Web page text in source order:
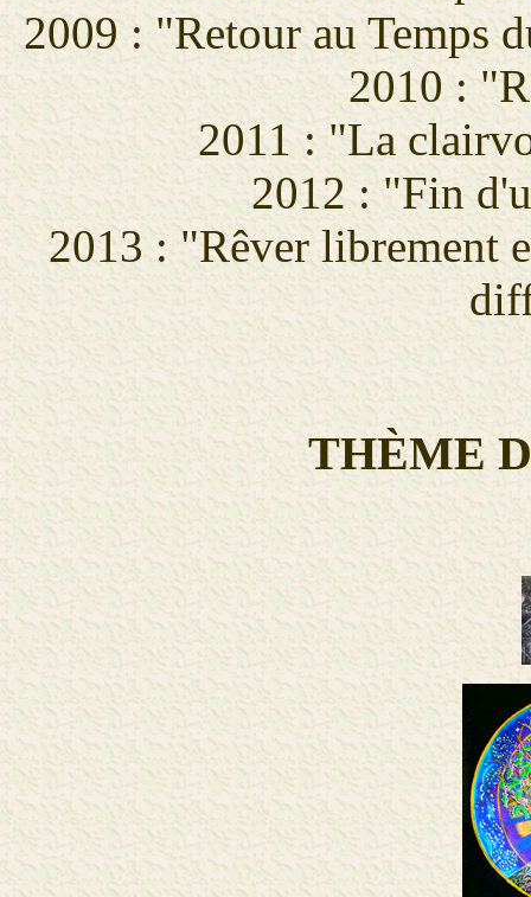
2009 : "Retour au Temps
2010 :
2011 : "La
2012 : "Fin
2013 : "Rêver librement
THÈME